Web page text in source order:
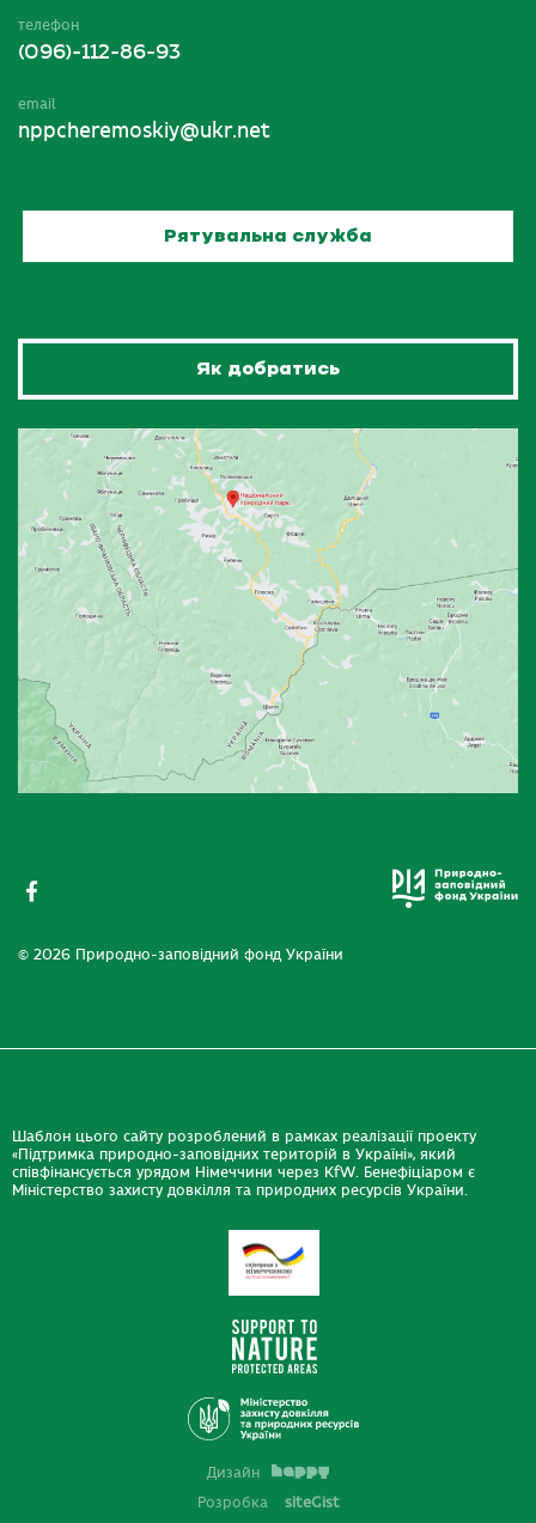
телефон
(096)-112-86-93
email
nppcheremoskiy@ukr.net
Рятувальна служба
Як добратись
© 2026 Природно-заповідний фонд України
Шаблон цього сайту розроблений в рамках реалізації проекту
«Підтримка природно-заповідних територій в Україні», який
співфінансується урядом Німеччини через KfW. Бенефіціаром є
Міністерство захисту довкілля та природних ресурсів України.
Дизайн
Розробка
siteGist